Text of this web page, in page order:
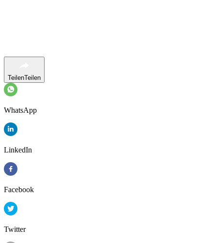
TeilenTeilen
WhatsApp
LinkedIn
Facebook
Twitter